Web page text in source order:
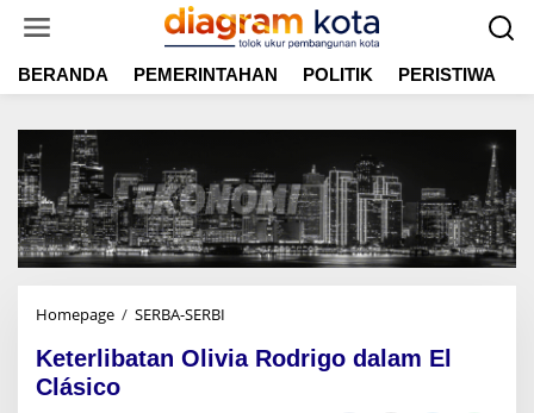
t
BERANDA PEMERINTAHAN POLITIK PERISTIWA
Homepage / SERBA-SERBI
t
Keterlibatan Olivia Rodrigo dalam El
Clásico